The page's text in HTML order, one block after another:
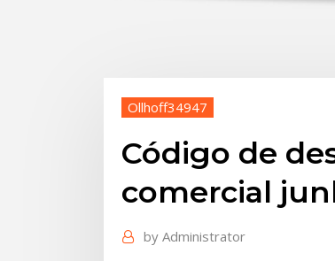
Ollhoff34947
Código de
comercial
by Administrator